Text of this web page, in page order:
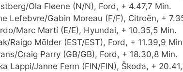
Ola Fløene (N/N), Ford, + 4.47,7 Min.
Lefebvre/Gabin Moreau (F/F), Citroën, +
Marc Martí (E/E), Hyundai, + 10.35,5 Min.
Raigo Mõlder (EST/EST), Ford, + 11.39,9
Craig Parry (GB/GB), Ford, + 18.30,8 Min.
Lappi/Janne Ferm (FIN/FIN), Škoda, +